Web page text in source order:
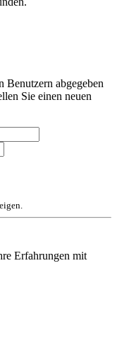
Benutzern abgegeben
Sie einen neuen
Erfahrungen mit